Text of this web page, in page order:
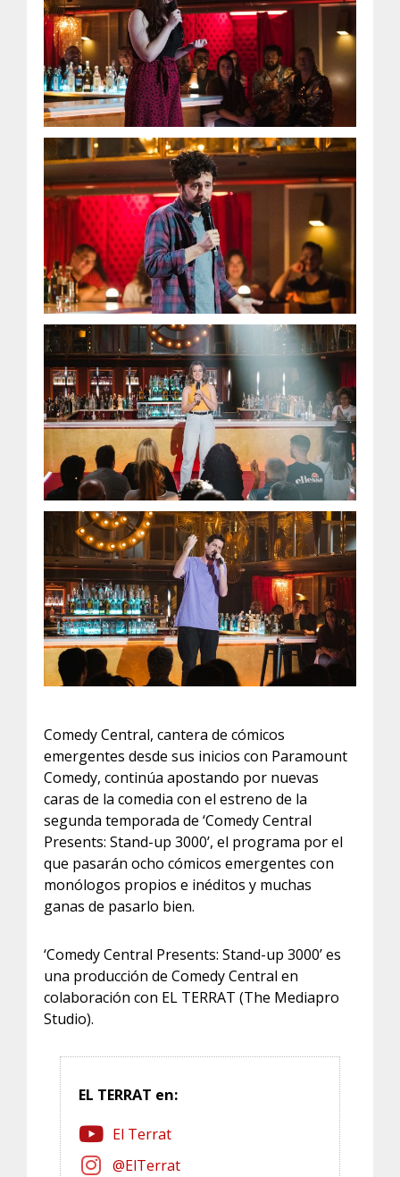
Comedy Central, cantera de cómicos
emergentes desde sus inicios con Paramount
Comedy, continúa apostando por nuevas
caras de la comedia con el estreno de la
segunda temporada de ‘Comedy Central
Presents: Stand-up 3000’, el programa por el
que pasarán ocho cómicos emergentes con
monólogos propios e inéditos y muchas
ganas de pasarlo bien.
‘Comedy Central Presents: Stand-up 3000’ es
una producción de Comedy Central en
colaboración con EL TERRAT (The Mediapro
Studio).
EL TERRAT en:
El Terrat
@ElTerrat